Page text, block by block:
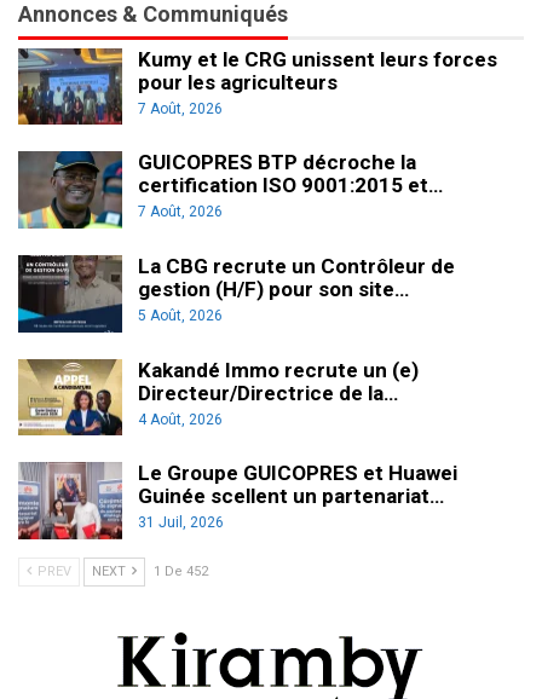
Annonces & Communiqués
Kumy et le CRG unissent leurs forces
pour les agriculteurs
7 Août, 2026
GUICOPRES BTP décroche la
certification ISO 9001:2015 et…
7 Août, 2026
La CBG recrute un Contrôleur de
gestion (H/F) pour son site…
5 Août, 2026
Kakandé Immo recrute un (e)
Directeur/Directrice de la…
4 Août, 2026
Le Groupe GUICOPRES et Huawei
Guinée scellent un partenariat…
31 Juil, 2026
PREV NEXT 1 De 452